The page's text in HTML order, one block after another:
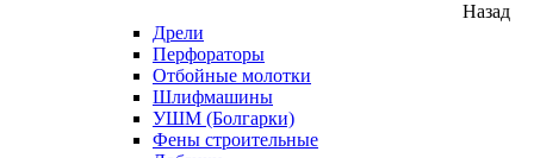
Назад
Дрели
Перфораторы
Отбойные молотки
Шлифмашины
УШМ (Болгарки)
Фены строительные